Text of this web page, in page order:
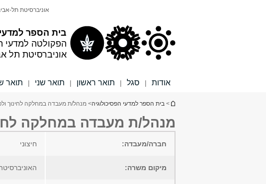
בית הספר למדעי
הפקולטה למדעי
אוניברסיטת תל
אוניברסיטת תל-
אודות | סגל | תואר ראשון | תואר שני | תואר
הינך נמצא כאן
> בית הספר למדעי הפסיכולוגיה> מנהל/ת מעבדה במחלקה לחינוך
מנהל/ת מעבדה במחלקה
חברה/מעבדה: חיצוני
מיקום משרה: